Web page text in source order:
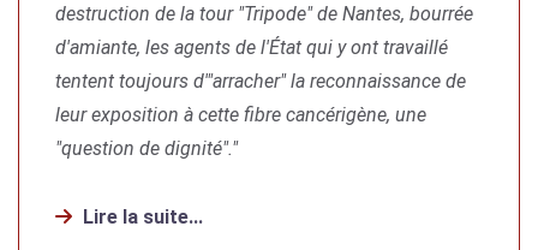
destruction de la tour "Tripode" de Nantes, bourrée
d'amiante, les agents de l'État qui y ont travaillé
tentent toujours d'"arracher" la reconnaissance de
leur exposition à cette fibre cancérigène, une
"question de dignité"."
Lire la suite...